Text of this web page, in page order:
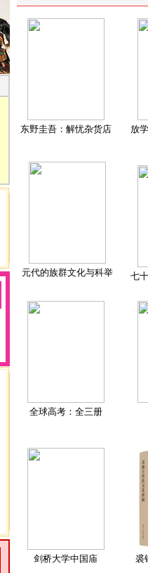
东野圭吾：解忧杂货店 放
元代的族群文化与科举 七
全球高考：全三册
剑桥大学中国庙 裘